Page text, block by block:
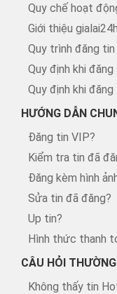
Quy chế hoạt
Giới thiệu
Quy trình đăng tin
Quy định khi
Quy định khi
HƯỚNG DẪN
Đăng tin VIP?
Kiểm tra tin đã
Đăng kèm hình
Sửa tin đã đăng?
Up tin?
Hình thức thanh
CÂU HỎI
Không thấy tin